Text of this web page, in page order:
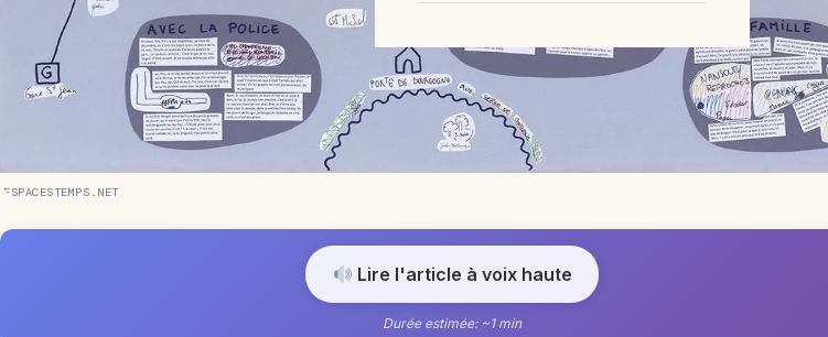
ESPACESTEMPS.NET
Lire l'article à voix haute
Durée estimée: ~1 min